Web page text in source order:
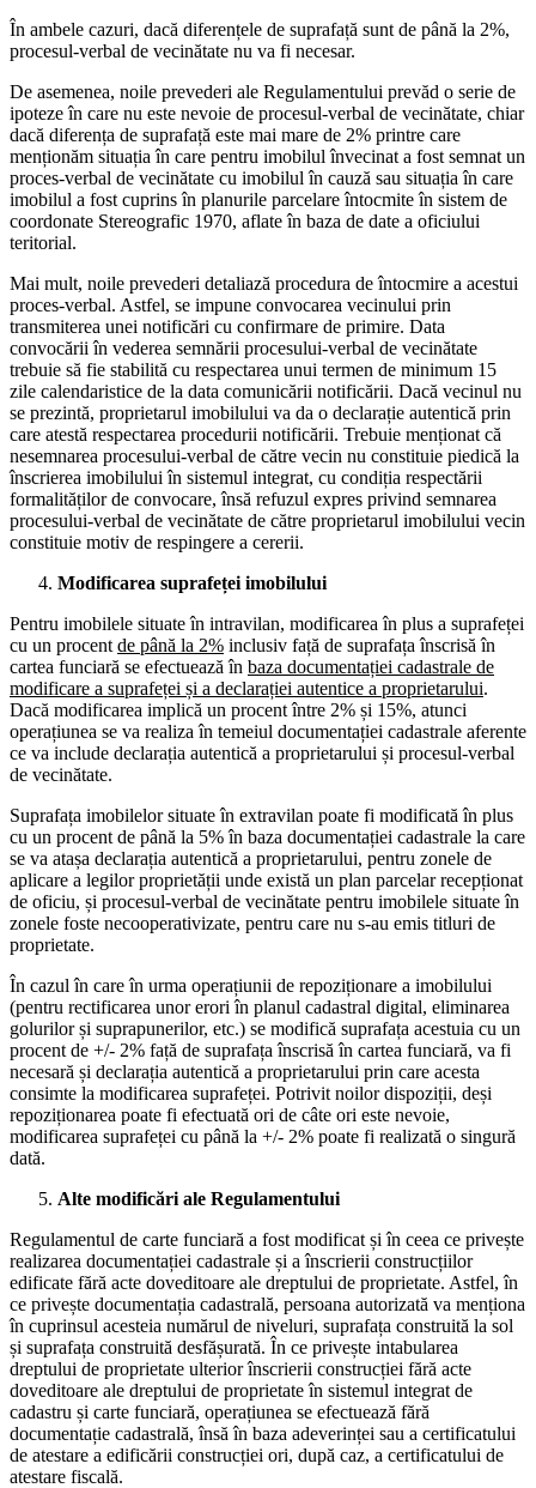
În ambele cazuri, dacă diferențele de suprafață sunt de până la 2%,
procesul-verbal de vecinătate nu va fi necesar.
De asemenea, noile prevederi ale Regulamentului prevăd o serie de
ipoteze în care nu este nevoie de procesul-verbal de vecinătate, chiar
dacă diferența de suprafață este mai mare de 2% printre care
menționăm situația în care pentru imobilul învecinat a fost semnat un
proces-verbal de vecinătate cu imobilul în cauză sau situația în care
imobilul a fost cuprins în planurile parcelare întocmite în sistem de
coordonate Stereografic 1970, aflate în baza de date a oficiului
teritorial.
Mai mult, noile prevederi detaliază procedura de întocmire a acestui
proces-verbal. Astfel, se impune convocarea vecinului prin
transmiterea unei notificări cu confirmare de primire. Data
convocării în vederea semnării procesului-verbal de vecinătate
trebuie să fie stabilită cu respectarea unui termen de minimum 15
zile calendaristice de la data comunicării notificării. Dacă vecinul nu
se prezintă, proprietarul imobilului va da o declarație autentică prin
care atestă respectarea procedurii notificării. Trebuie menționat că
nesemnarea procesului-verbal de către vecin nu constituie piedică la
înscrierea imobilului în sistemul integrat, cu condiția respectării
formalităților de convocare, însă refuzul expres privind semnarea
procesului-verbal de vecinătate de către proprietarul imobilului vecin
constituie motiv de respingere a cererii.
Modificarea suprafeței imobilului
Pentru imobilele situate în intravilan, modificarea în plus a suprafeței
cu un procent de până la 2% inclusiv față de suprafața înscrisă în
cartea funciară se efectuează în baza documentației cadastrale de
modificare a suprafeței și a declarației autentice a proprietarului.
Dacă modificarea implică un procent între 2% și 15%, atunci
operațiunea se va realiza în temeiul documentației cadastrale aferente
ce va include declarația autentică a proprietarului și procesul-verbal
de vecinătate.
Suprafața imobilelor situate în extravilan poate fi modificată în plus
cu un procent de până la 5% în baza documentației cadastrale la care
se va atașa declarația autentică a proprietarului, pentru zonele de
aplicare a legilor proprietății unde există un plan parcelar recepționat
de oficiu, și procesul-verbal de vecinătate pentru imobilele situate în
zonele foste necooperativizate, pentru care nu s-au emis titluri de
proprietate.
În cazul în care în urma operațiunii de repoziționare a imobilului
(pentru rectificarea unor erori în planul cadastral digital, eliminarea
golurilor și suprapunerilor, etc.) se modifică suprafața acestuia cu un
procent de +/- 2% față de suprafața înscrisă în cartea funciară, va fi
necesară și declarația autentică a proprietarului prin care acesta
consimte la modificarea suprafeței. Potrivit noilor dispoziții, deși
repoziționarea poate fi efectuată ori de câte ori este nevoie,
modificarea suprafeței cu până la +/- 2% poate fi realizată o singură
dată.
Alte modificări ale Regulamentului
Regulamentul de carte funciară a fost modificat și în ceea ce privește
realizarea documentației cadastrale și a înscrierii construcțiilor
edificate fără acte doveditoare ale dreptului de proprietate. Astfel, în
ce privește documentația cadastrală, persoana autorizată va menționa
în cuprinsul acesteia numărul de niveluri, suprafața construită la sol
și suprafața construită desfășurată. În ce privește intabularea
dreptului de proprietate ulterior înscrierii construcției fără acte
doveditoare ale dreptului de proprietate în sistemul integrat de
cadastru și carte funciară, operațiunea se efectuează fără
documentație cadastrală, însă în baza adeverinței sau a certificatului
de atestare a edificării construcției ori, după caz, a certificatului de
atestare fiscală.